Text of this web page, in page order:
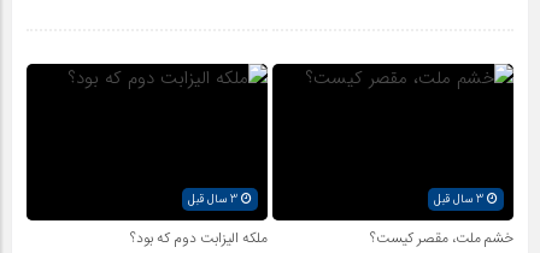
3 سال قبل
خشم ملت، مقصر کیست؟ ملکه الیزابت دوم که بود؟